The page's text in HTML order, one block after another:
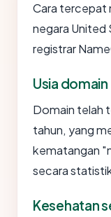
Cara tercepat
negara United
registrar
Usia domain
Domain telah
tahun, yang
kematangan
secara
Kesehatan